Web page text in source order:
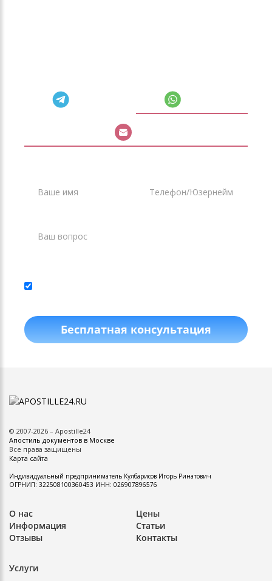
Whatsapp
Почта
Бесплатная консультация
© 2007-2026 – Apostille24
Апостиль документов в Москве
Все права защищены
Карта сайта
Индивидуальный предприниматель Кулбарисов Игорь Ринатович
ОГРНИП: 322508100360453 ИНН: 026907896576
О нас
Цены
Информация
Статьи
Отзывы
Контакты
Услуги